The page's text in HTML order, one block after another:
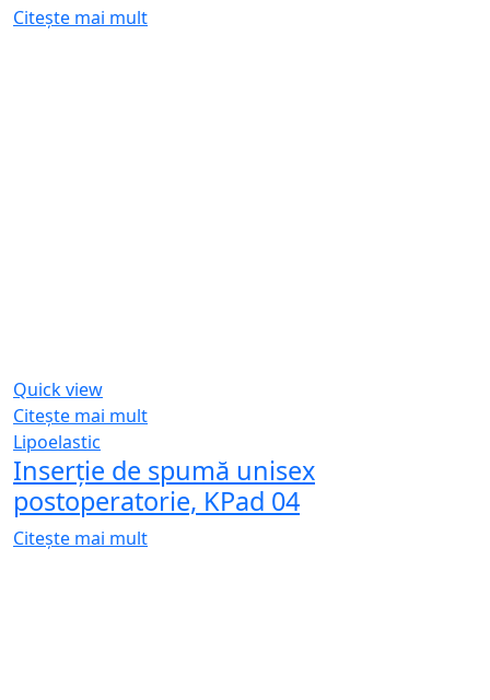
Citește mai mult
Lipoelastic
Vestă postoperatorie pentru bărbați
(ginecomastie, liposucție) - Lipoelastic
MTmL Variant
Citește mai mult